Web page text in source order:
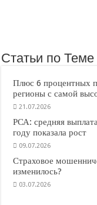
Статьи по Теме
Плюс 6 процентных
регионы с самой
21.07.2026
РСА: средняя
году показала рост
09.07.2026
Страховое
изменилось?
03.07.2026